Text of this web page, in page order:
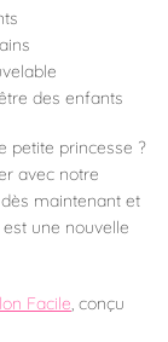
des enfants
petite princesse ?
avec notre
maintenant et
une nouvelle
Facile , conçu